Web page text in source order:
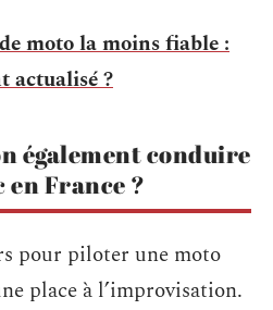
moto la moins fiable :
actualisé ?
également conduire
France ?
pour piloter une moto
place à l’improvisation.